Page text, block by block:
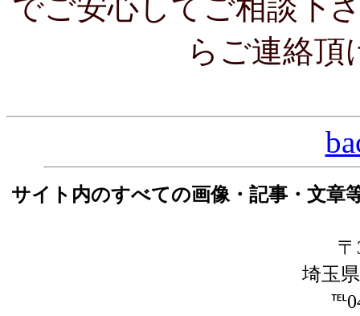
でご安心してご相談下
らご連絡頂
サイト内のすべての画像・記事・文章
埼玉